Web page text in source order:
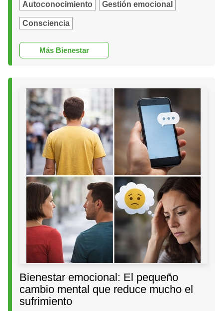
Autoconocimiento Gestión emocional
Consciencia
Más Bienestar
Bienestar emocional: El pequeño
cambio mental que reduce mucho el
sufrimiento